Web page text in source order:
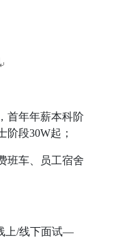
首年年薪本科阶
阶段30W起；
班车、员工宿舍
上/线下面试—